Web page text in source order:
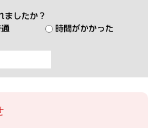
ましたか？
時間がかかった